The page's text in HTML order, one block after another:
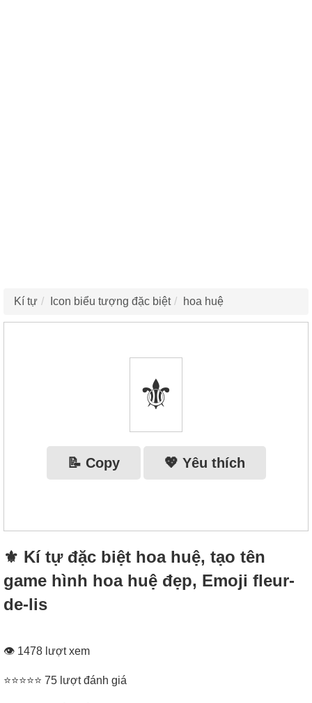
Kí tự Icon biểu tượng đặc biệt hoa huệ
⚜
📝 Copy 💖 Yêu thích
⚜ Kí tự đặc biệt hoa huệ, tạo tên
game hình hoa huệ đẹp, Emoji fleur-
de-lis
👁 1478 lượt xem
⭐⭐⭐⭐⭐ 75 lượt đánh giá